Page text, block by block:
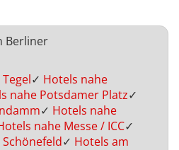
Berliner
✓ Hotels nahe
nahe Potsdamer Platz✓
✓ Hotels nahe
nahe Messe / ICC✓
✓ Hotels am